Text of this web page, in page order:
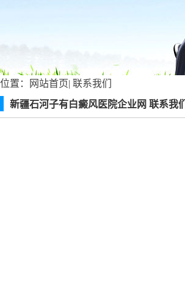
位置： 网站首页| 联系我们
新疆石河子有白癜风医院企业网 联系我们